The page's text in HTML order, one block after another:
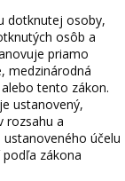
dotknutej osoby,
osôb a
priamo
medzinárodná
tento zákon.
ustanovený,
rozsahu a
účelu
zákona